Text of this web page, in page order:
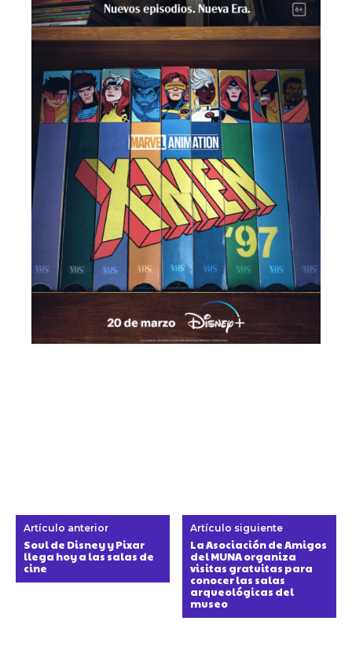
Artículo anterior
Soul de Disney y Pixar
llega hoy a las salas de
cine
Artículo siguiente
La Asociación de Amigos
del MUNA organiza
visitas gratuitas para
conocer las salas
arqueológicas del
museo